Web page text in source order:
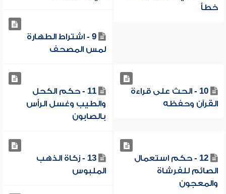
خطأ
9 - اشتراط الطهارة
لمس المصحف
10 - الحث على قراءة
القرآن وحفظه
11 - حكم الكحل
والطيب وغسل الرأس
بالصابون
12 - حكم استعمال
الصائم للفرشاة
والمعجون
13 - زكاة الذهب
الملبوس